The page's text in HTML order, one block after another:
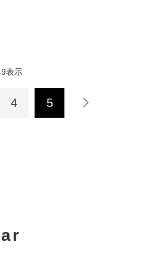
表示
4 5